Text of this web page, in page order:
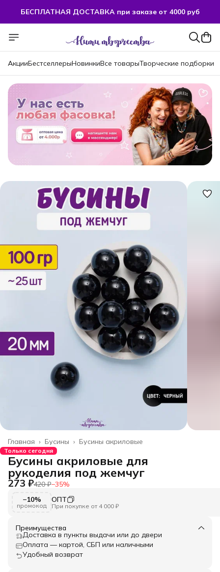
БЕСПЛАТНАЯ ДОСТАВКА при заказе от 4000 руб
БЕСПЛАТНАЯ ДОСТАВКА при заказе от 4000 руб
АкцииБестселлерыНовинкиВсе товарыТворческие подборки
Бусины акриловые
Бусины ›
Главная ›
Только сегодня
Бусины акриловые для
рукоделия под жемчуг
273 ₽420 ₽−35%
−10%
промокод
ОПТ
При покупке от 4 000 ₽
Преимущества
Доставка в пункты выдачи или до двери
Оплата — картой, СБП или наличными
Удобный возврат